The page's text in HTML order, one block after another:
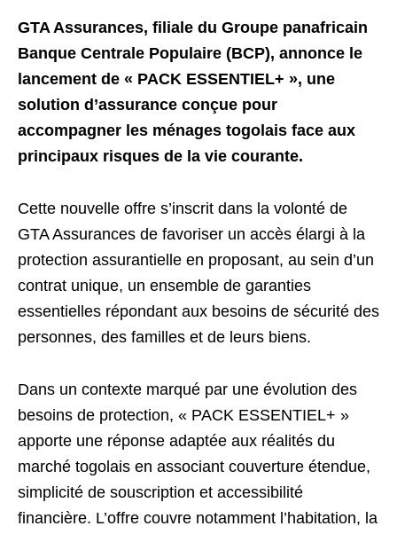
GTA Assurances, filiale du Groupe panafricain
Banque Centrale Populaire (BCP), annonce le
lancement de « PACK ESSENTIEL+ », une
solution d’assurance conçue pour
accompagner les ménages togolais face aux
principaux risques de la vie courante.
Cette nouvelle offre s’inscrit dans la volonté de
GTA Assurances de favoriser un accès élargi à la
protection assurantielle en proposant, au sein d’un
contrat unique, un ensemble de garanties
essentielles répondant aux besoins de sécurité des
personnes, des familles et de leurs biens.
Dans un contexte marqué par une évolution des
besoins de protection, « PACK ESSENTIEL+ »
apporte une réponse adaptée aux réalités du
marché togolais en associant couverture étendue,
simplicité de souscription et accessibilité
financière. L’offre couvre notamment l’habitation, la